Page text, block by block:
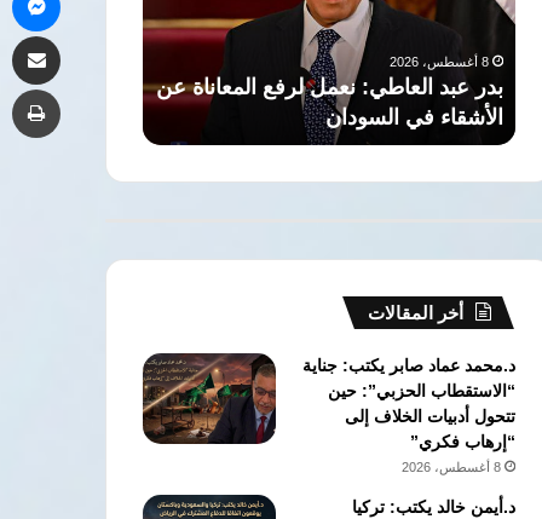
“البريد
الأجهزة
الأمنية
تعتقل
الإعلامي
​بسبب مقطع فيديو عن “البريد
المصري”.. الأجهزة الأمنية تعتقل
الإعلامي والروائي طلال سيف
بعد
هجوم
مرتضى
بعد هجوم
أخر المقالات
د.محمد عماد صابر يكتب: جناية
“الاستقطاب الحزبي”: حين
تتحول أدبيات الخلاف إلى
“إرهاب فكري”
8 أغسطس، 2026
د.أيمن خالد يكتب: تركيا